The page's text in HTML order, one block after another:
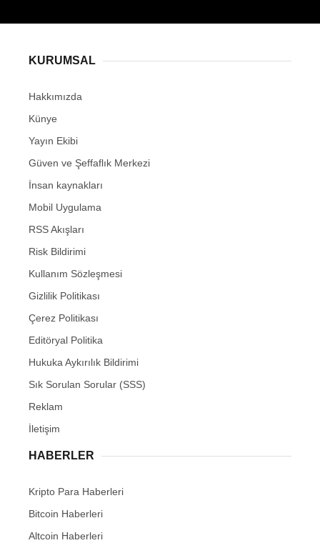
KURUMSAL
Hakkımızda
Künye
Yayın Ekibi
Güven ve Şeffaflık Merkezi
İnsan kaynakları
Mobil Uygulama
RSS Akışları
Risk Bildirimi
Kullanım Sözleşmesi
Gizlilik Politikası
Çerez Politikası
Editöryal Politika
Hukuka Aykırılık Bildirimi
Sık Sorulan Sorular (SSS)
Reklam
İletişim
HABERLER
Kripto Para Haberleri
Bitcoin Haberleri
Altcoin Haberleri